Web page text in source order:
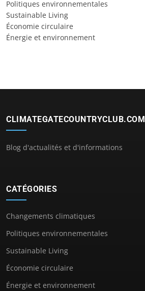
Politiques environnementales
Sustainable Living
Économie circulaire
Énergie et environnement
CLIMATEGATECOUNTRYCLUB.COM
Blog d'actualités et d'informations
CATÉGORIES
Changements climatiques
Politiques environnementales
Sustainable Living
Économie circulaire
Énergie et environnement